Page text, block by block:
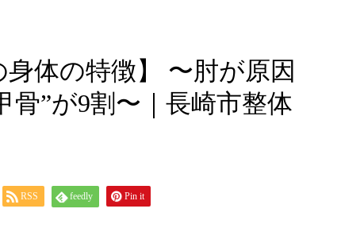
体の特徴】 〜肘が原因
骨”が9割〜｜長崎市整体
RSS feedly Pin it